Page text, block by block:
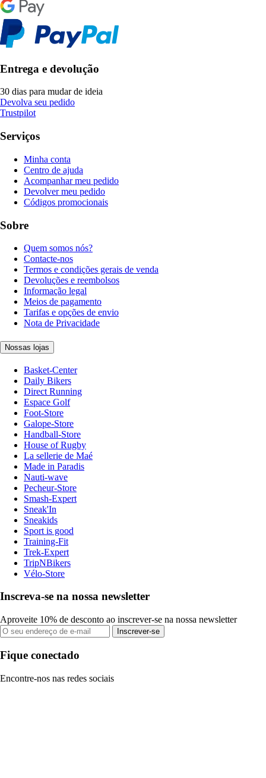
Entrega e devolução
30 dias para mudar de ideia
Devolva seu pedido
Trustpilot
Serviços
Minha conta
Centro de ajuda
Acompanhar meu pedido
Devolver meu pedido
Códigos promocionais
Sobre
Quem somos nós?
Contacte-nos
Termos e condições gerais de venda
Devoluções e reembolsos
Informação legal
Meios de pagamento
Tarifas e opções de envio
Nota de Privacidade
Nossas lojas
Basket-Center
Daily Bikers
Direct Running
Espace Golf
Foot-Store
Galope-Store
Handball-Store
House of Rugby
La sellerie de Maé
Made in Paradis
Nauti-wave
Pecheur-Store
Smash-Expert
Sneak'In
Sneakids
Sport is good
Training-Fit
Trek-Expert
TripNBikers
Vélo-Store
Inscreva-se na nossa newsletter
Aproveite 10% de desconto ao inscrever-se na nossa newsletter
Inscrever-se
Fique conectado
Encontre-nos nas redes sociais